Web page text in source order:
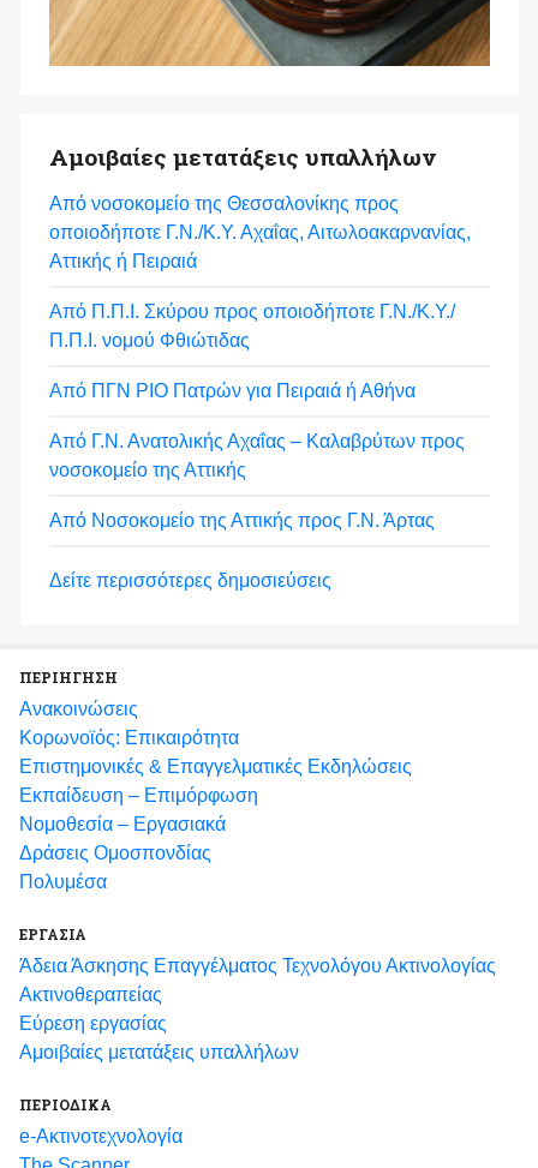
Αμοιβαίες μετατάξεις υπαλλήλων
Από νοσοκομείο της Θεσσαλονίκης προς
οποιοδήποτε Γ.Ν./Κ.Υ. Αχαΐας, Αιτωλοακαρνανίας,
Αττικής ή Πειραιά
Από Π.Π.Ι. Σκύρου προς οποιοδήποτε Γ.Ν./Κ.Υ./
Π.Π.Ι. νομού Φθιώτιδας
Από ΠΓΝ ΡΙΟ Πατρών για Πειραιά ή Αθήνα
Από Γ.Ν. Ανατολικής Αχαΐας – Καλαβρύτων προς
νοσοκομείο της Αττικής
Από Νοσοκομείο της Αττικής προς Γ.Ν. Άρτας
Δείτε περισσότερες δημοσιεύσεις
ΠΕΡΙΗΓΗΣΗ
Ανακοινώσεις
Κορωνοϊός: Επικαιρότητα
Eπιστημονικές & Επαγγελματικές Eκδηλώσεις
Εκπαίδευση – Επιμόρφωση
Νομοθεσία – Εργασιακά
Δράσεις Ομοσπονδίας
Πολυμέσα
ΕΡΓΑΣΙΑ
Άδεια Άσκησης Επαγγέλματος Τεχνολόγου Ακτινολογίας
Ακτινοθεραπείας
Εύρεση εργασίας
Αμοιβαίες μετατάξεις υπαλλήλων
ΠΕΡΙΟΔΙΚΑ
e-Ακτινοτεχνολογία